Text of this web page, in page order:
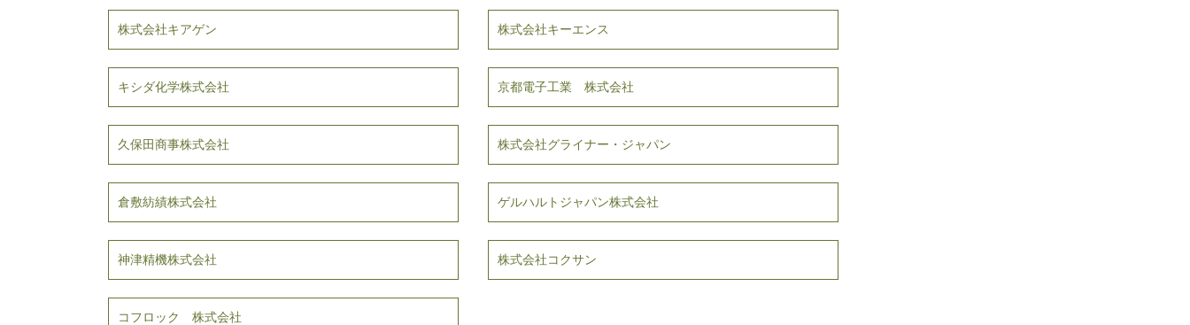
株式会社キアゲン 株式会社キーエンス
キシダ化学株式会社 京都電子工業 株式会社
久保田商事株式会社 株式会社グライナー・ジャパン
倉敷紡績株式会社 ゲルハルトジャパン株式会社
神津精機株式会社 株式会社コクサン
コフロック 株式会社